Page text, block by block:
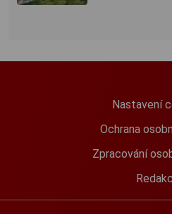
Nastavení
Ochrana
Zpracování